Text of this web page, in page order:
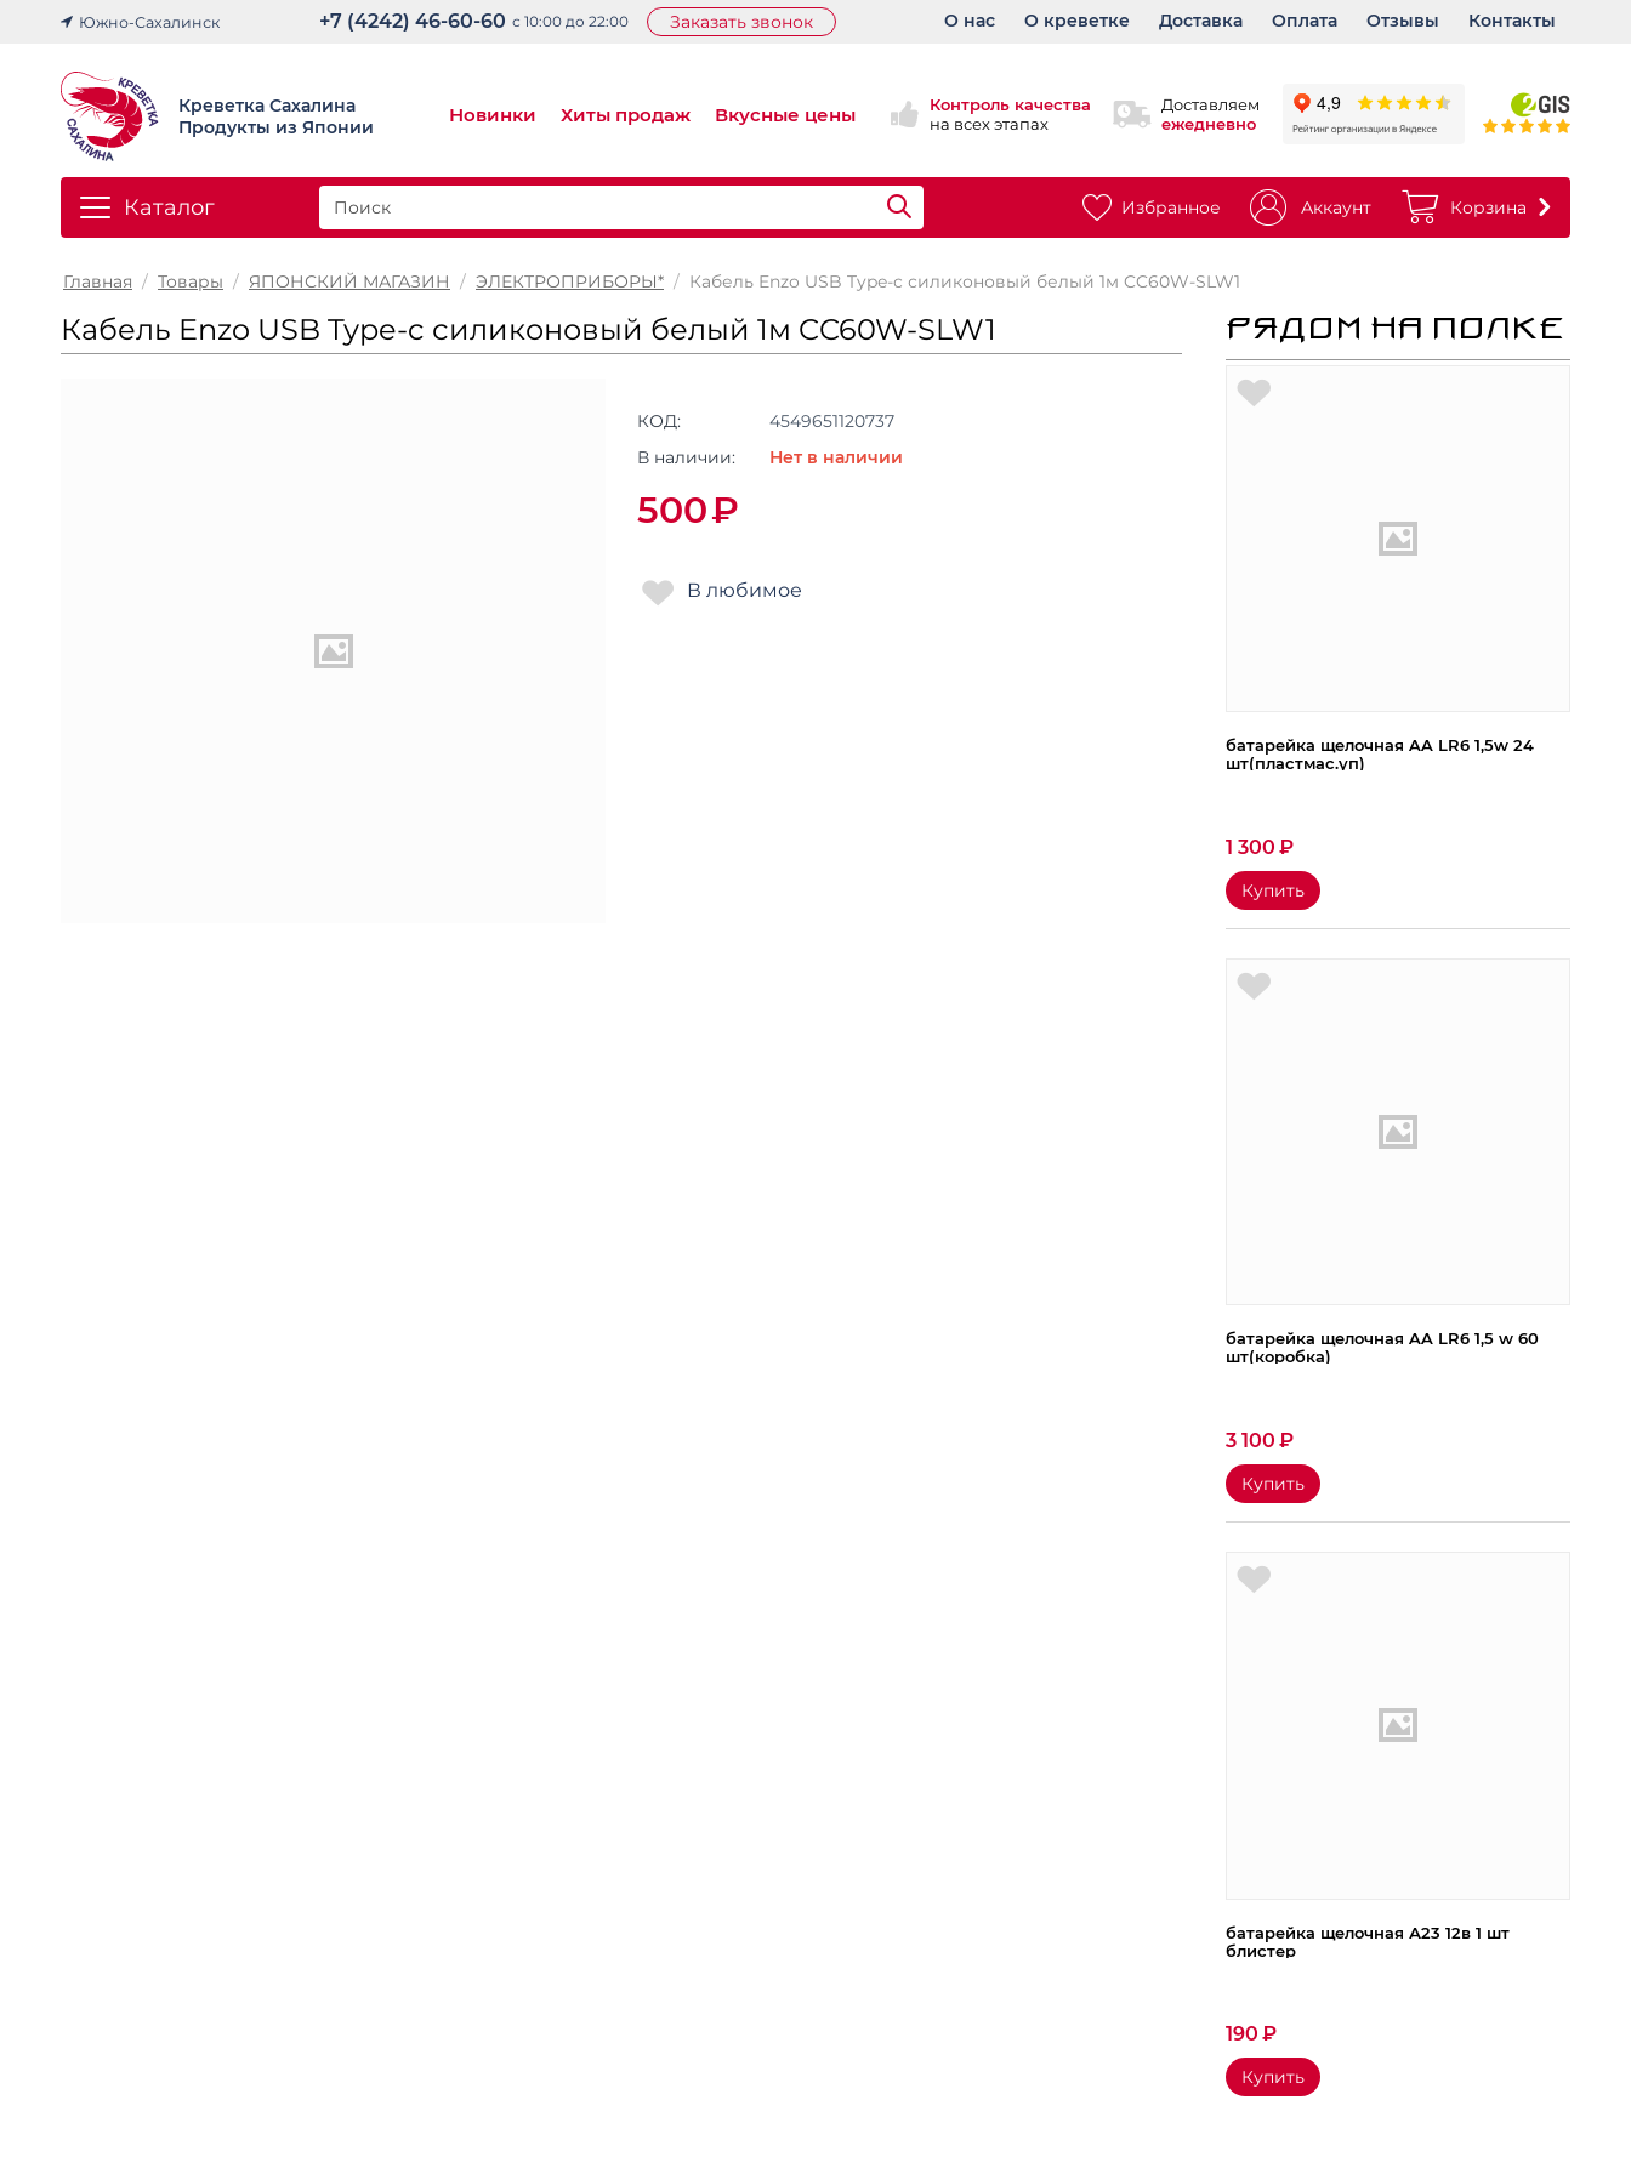
Южно-Сахалинск О нас О креветке Доставка Оплата Отзывы Контакты
+7 (4242) 46-60-60 с 10:00 до 22:00 Заказать звонок
Креветка Сахалина
Продукты из Японии
Доставляем
ежедневно
Контроль качества
на всех этапах
Новинки Хиты продаж Вкусные цены
Каталог Корзина
Аккаунт
Избранное
Главная / Товары / ЯПОНСКИЙ МАГАЗИН / ЭЛЕКТРОПРИБОРЫ* / Кабель Enzo USB Type-c силиконовый белый 1м CC60W-SLW1
Кабель Enzo USB Type-c силиконовый белый 1м CC60W-SLW1
КОД:
4549651120737
В наличии:
Нет в наличии
500₽
РЯДОМ НА ПОЛКЕ
батарейка щелочная AA LR6 1,5w 24
шт(пластмас.уп)
1 300 ₽
Купить
батарейка щелочная AA LR6 1,5 w 60
шт(коробка)
3 100 ₽
Купить
батарейка щелочная А23 12в 1 шт
блистер
190 ₽
Купить